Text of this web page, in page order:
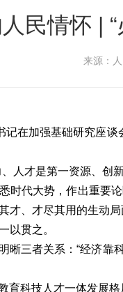
民情怀 |
来源：
记在加强基础研究座谈
、人才是第一资源、创
时代大势，作出重要
才、才尽其用的生动局
以贯之。
晰三者关系：“经济靠
育科技人才一体发展